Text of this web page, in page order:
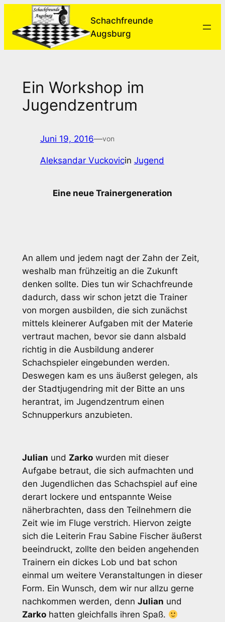
springen
Schachfreunde
Augsburg
Ein Workshop im
Jugendzentrum
Juni 19, 2016—von
Aleksandar Vuckovicin Jugend
Eine neue Trainergeneration
An allem und jedem nagt der Zahn der Zeit,
weshalb man frühzeitig an die Zukunft
denken sollte. Dies tun wir Schachfreunde
dadurch, dass wir schon jetzt die Trainer
von morgen ausbilden, die sich zunächst
mittels kleinerer Aufgaben mit der Materie
vertraut machen, bevor sie dann alsbald
richtig in die Ausbildung anderer
Schachspieler eingebunden werden.
Deswegen kam es uns äußerst gelegen, als
der Stadtjugendring mit der Bitte an uns
herantrat, im Jugendzentrum einen
Schnupperkurs anzubieten.
Julian und Zarkowurden mit dieser
Aufgabe betraut, die sich aufmachten und
den Jugendlichen das Schachspiel auf eine
derart lockere und entspannte Weise
näherbrachten, dass den Teilnehmern die
Zeit wie im Fluge verstrich. Hiervon zeigte
sich die Leiterin Frau Sabine Fischer äußerst
beeindruckt, zollte den beiden angehenden
Trainern ein dickes Lob und bat schon
einmal um weitere Veranstaltungen in dieser
Form. Ein Wunsch, dem wir nur allzu gerne
nachkommen werden, denn Julian und
Zarkohatten gleichfalls ihren Spaß.